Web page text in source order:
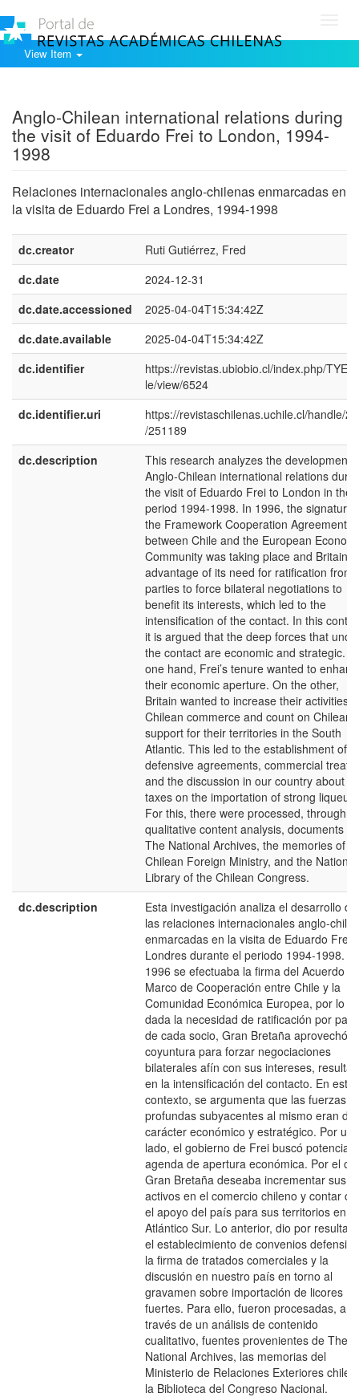
View Item
Anglo-Chilean international relations during
the visit of Eduardo Frei to London, 1994-
1998
Relaciones internacionales anglo-chilenas enmarcadas en
la visita de Eduardo Frei a Londres, 1994-1998
dc.creator
Ruti Gutiérrez, Fred
dc.date
2024-12-31
dc.date.accessioned
2025-04-04T15:34:42Z
dc.date.available
2025-04-04T15:34:42Z
dc.identifier
https://revistas.ubiobio.cl/index.php/TYE/
le/view/6524
dc.identifier.uri
https://revistaschilenas.uchile.cl/handle/
/251189
dc.description
This research analyzes the development
Anglo-Chilean international relations
the visit of Eduardo Frei to London in the
period 1994-1998. In 1996, the signature
the Framework Cooperation Agreement
between Chile and the European
Community was taking place and Britain
advantage of its need for ratification from
parties to force bilateral negotiations to
benefit its interests, which led to the
intensification of the contact. In this
it is argued that the deep forces that
the contact are economic and strategic.
one hand, Frei’s tenure wanted to
their economic aperture. On the other,
Britain wanted to increase their activities
Chilean commerce and count on Chilean
support for their territories in the South
Atlantic. This led to the establishment of
defensive agreements, commercial
and the discussion in our country about
taxes on the importation of strong liqueur.
For this, there were processed, through a
qualitative content analysis, documents
The National Archives, the memories of
Chilean Foreign Ministry, and the National
Library of the Chilean Congress.
dc.description
Esta investigación analiza el desarrollo de
las relaciones internacionales anglo-
enmarcadas en la visita de Eduardo Frei
Londres durante el periodo 1994-1998.
1996 se efectuaba la firma del Acuerdo
Marco de Cooperación entre Chile y la
Comunidad Económica Europea, por lo
dada la necesidad de ratificación por
de cada socio, Gran Bretaña aprovechó la
coyuntura para forzar negociaciones
bilaterales afín con sus intereses,
en la intensificación del contacto. En este
contexto, se argumenta que las fuerzas
profundas subyacentes al mismo eran de
carácter económico y estratégico. Por un
lado, el gobierno de Frei buscó potenciar
agenda de apertura económica. Por el
Gran Bretaña deseaba incrementar sus
activos en el comercio chileno y contar
el apoyo del país para sus territorios en el
Atlántico Sur. Lo anterior, dio por
el establecimiento de convenios
la firma de tratados comerciales y la
discusión en nuestro país en torno al
gravamen sobre importación de licores
fuertes. Para ello, fueron procesadas, a
través de un análisis de contenido
cualitativo, fuentes provenientes de The
National Archives, las memorias del
Ministerio de Relaciones Exteriores
la Biblioteca del Congreso Nacional.